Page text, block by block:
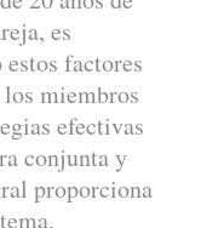
es
factores
miembros
efectivas
conjunta y
proporciona